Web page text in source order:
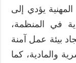
يؤدي إلى
في المنظمة،
بيئة عمل آمنة
والمادية، كما